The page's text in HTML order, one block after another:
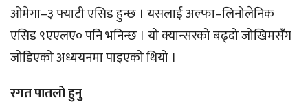
ओमेगा–३ फ्याटी एसिड हुन्छ । यसलाई अल्फा–लिनोलेनिक
एसिड ९एएलए० पनि भनिन्छ । यो क्यान्सरको बढ्दो जोखिमसँग
जोडिएको अध्ययनमा पाइएको थियो ।
रगत पातलो हुनु